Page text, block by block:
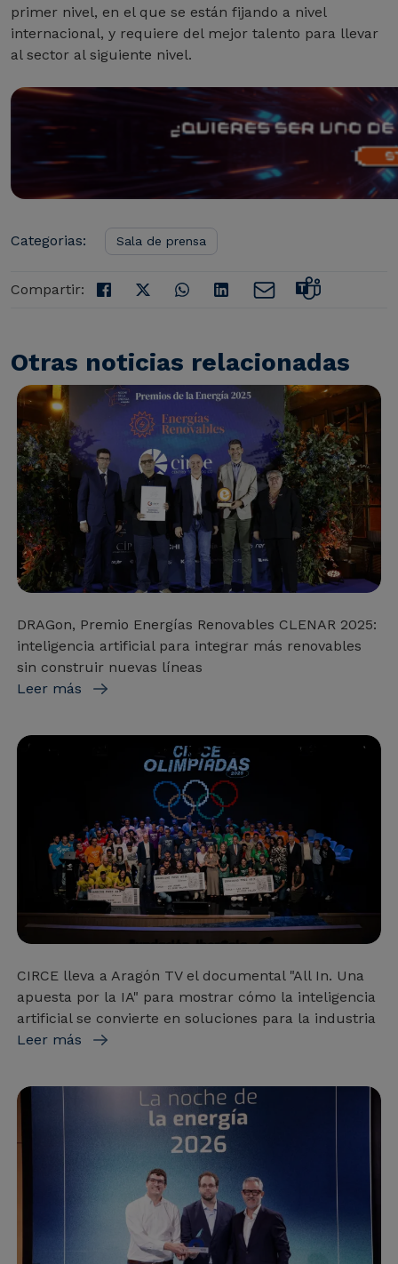
primer nivel, en el que se están fijando a nivel
internacional, y requiere del mejor talento para llevar
al sector al siguiente nivel.
Categorias: Sala de prensa
Compartir:
Otras noticias relacionadas
DRAGon, Premio Energías Renovables CLENAR 2025:
inteligencia artificial para integrar más renovables
sin construir nuevas líneas
Leer más
CIRCE lleva a Aragón TV el documental "All In. Una
apuesta por la IA" para mostrar cómo la inteligencia
artificial se convierte en soluciones para la industria
Leer más